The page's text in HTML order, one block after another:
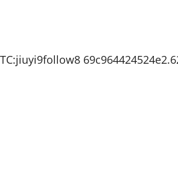
TC:jiuyi9follow8